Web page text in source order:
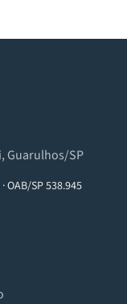
Guarulhos/SP
·OAB/SP 538.945